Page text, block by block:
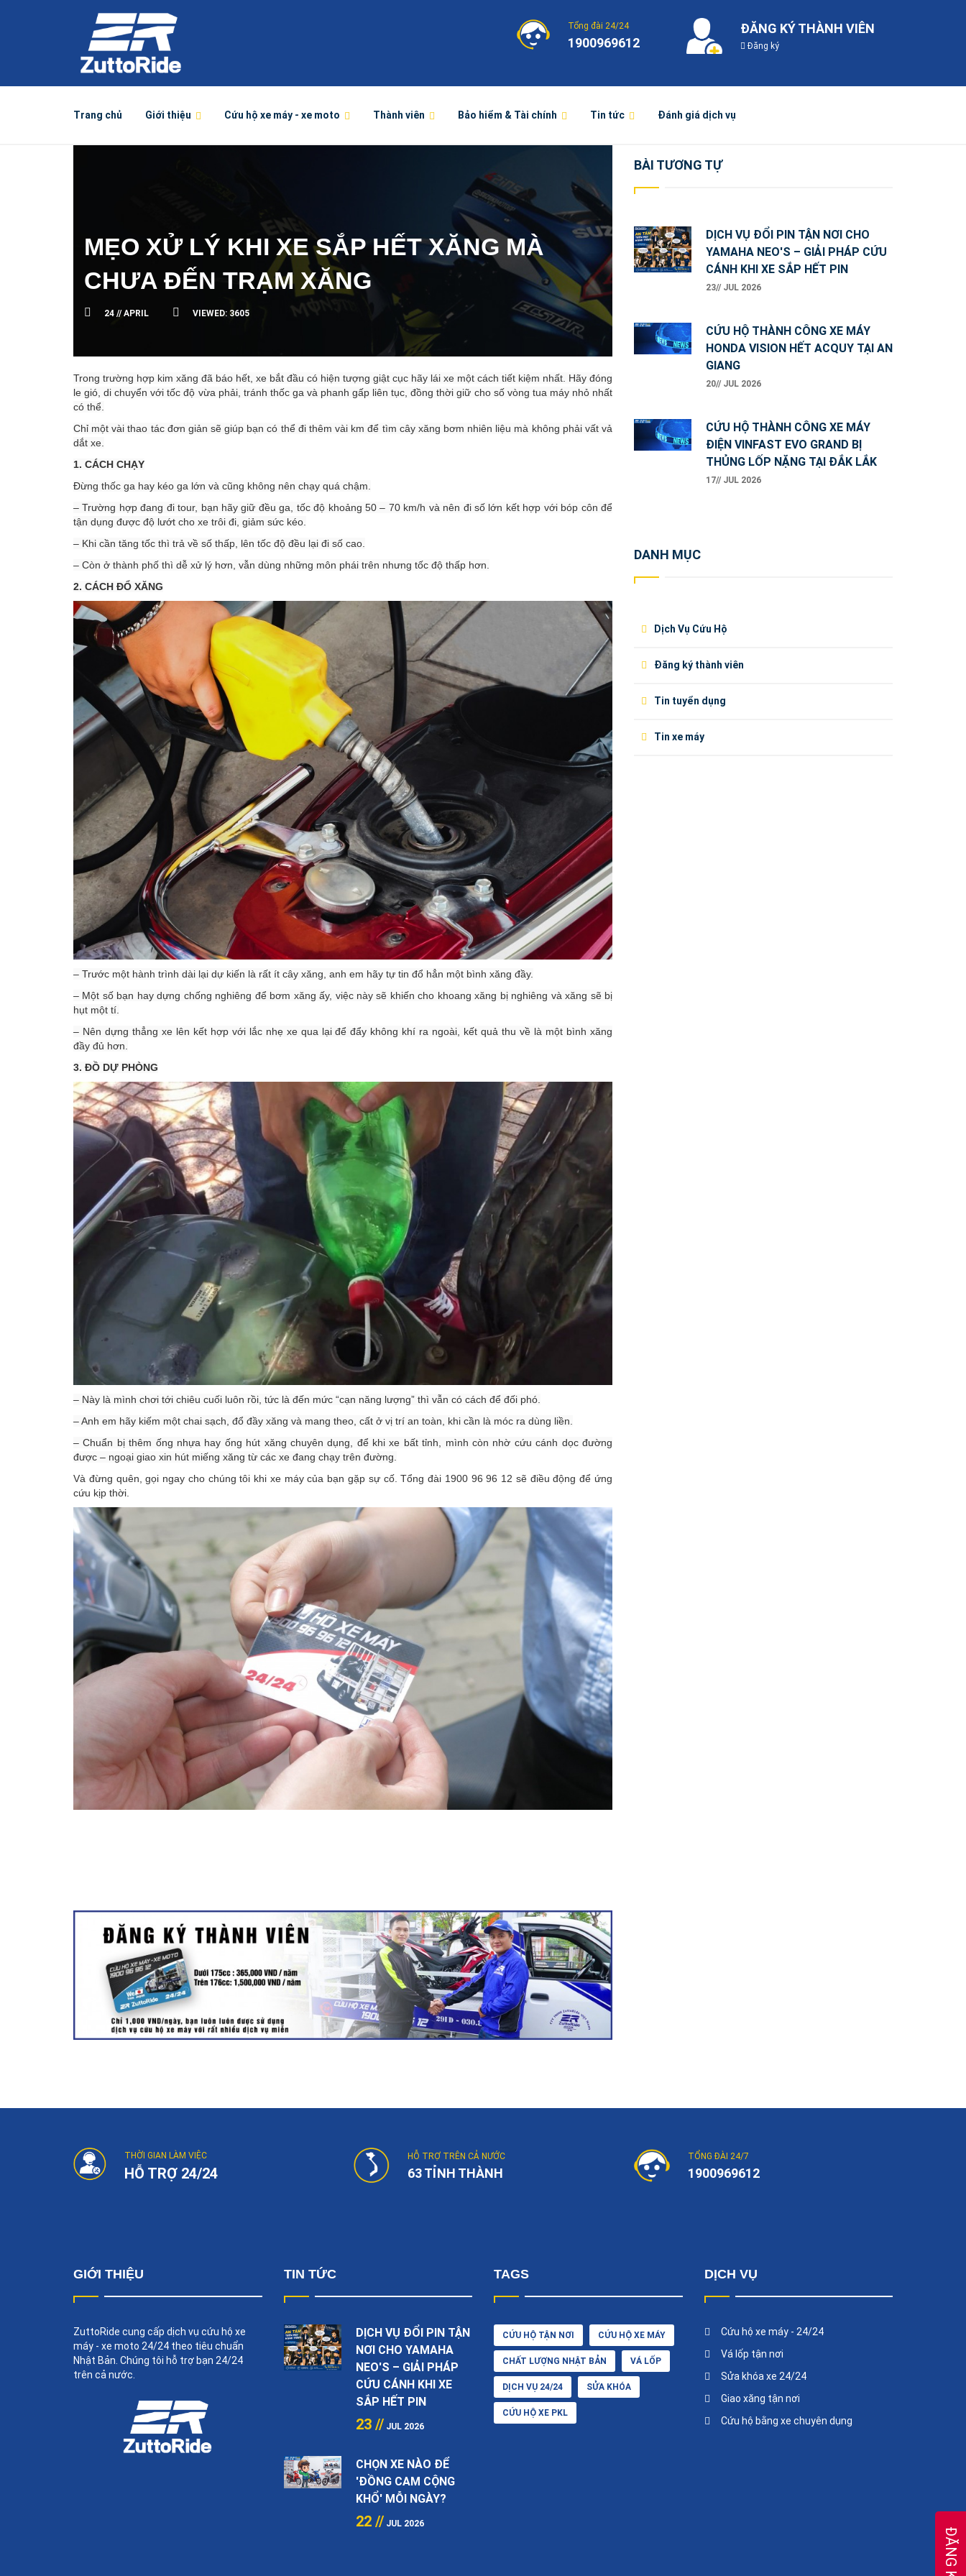
Tổng đài 24/24
1900969612
ĐĂNG KÝ THÀNH VIÊN
Đăng ký
Trang chủ Giới thiệu Cứu hộ xe máy - xe moto Thành viên Bảo hiểm & Tài chính Tin tức Đánh giá dịch vụ
MẸO XỬ LÝ KHI XE SẮP HẾT XĂNG MÀ
CHƯA ĐẾN TRẠM XĂNG
24 //APRIL VIEWED: 3605
Trong trường hợp kim xăng đã báo hết, xe bắt đầu có hiện tượng giật cục hãy lái xe một cách tiết kiệm nhất. Hãy đóng
le gió, di chuyển với tốc độ vừa phải, tránh thốc ga và phanh gấp liên tục, đồng thời giữ cho số vòng tua máy nhỏ nhất
có thể.
Chỉ một vài thao tác đơn giản sẽ giúp bạn có thể đi thêm vài km để tìm cây xăng bơm nhiên liệu mà không phải vất vả
dắt xe.
1. CÁCH CHẠY
Đừng thốc ga hay kéo ga lớn và cũng không nên chạy quá chậm.
– Trường hợp đang đi tour, bạn hãy giữ đều ga, tốc độ khoảng 50 – 70 km/h và nên đi số lớn kết hợp với bóp côn để
tận dụng được độ lướt cho xe trôi đi, giảm sức kéo.
– Khi cần tăng tốc thì trả về số thấp, lên tốc độ đều lại đi số cao.
– Còn ở thành phố thì dễ xử lý hơn, vẫn dùng những môn phái trên nhưng tốc độ thấp hơn.
2. CÁCH ĐỔ XĂNG
– Trước một hành trình dài lại dự kiến là rất ít cây xăng, anh em hãy tự tin đổ hẳn một bình xăng đầy.
– Một số bạn hay dựng chống nghiêng để bơm xăng ấy, việc này sẽ khiến cho khoang xăng bị nghiêng và xăng sẽ bị
hụt một tí.
– Nên dựng thẳng xe lên kết hợp với lắc nhẹ xe qua lại để đẩy không khí ra ngoài, kết quả thu về là một bình xăng
đầy đủ hơn.
3. ĐỒ DỰ PHÒNG
– Này là mình chơi tới chiêu cuối luôn rồi, tức là đến mức “cạn năng lượng” thì vẫn có cách để đối phó.
– Anh em hãy kiếm một chai sạch, đổ đầy xăng và mang theo, cất ở vị trí an toàn, khi cần là móc ra dùng liền.
– Chuẩn bị thêm ống nhựa hay ống hút xăng chuyên dụng, để khi xe bất tỉnh, mình còn nhờ cứu cánh dọc đường
được – ngoại giao xin hút miếng xăng từ các xe đang chạy trên đường.
Và đừng quên, gọi ngay cho chúng tôi khi xe máy của bạn gặp sự cố. Tổng đài 1900 96 96 12 sẽ điều động để ứng
cứu kịp thời.
navigation
BÀI TƯƠNG TỰ
DỊCH VỤ ĐỔI PIN TẬN NƠI CHO
YAMAHA NEO'S – GIẢI PHÁP CỨU
CÁNH KHI XE SẮP HẾT PIN
23// JUL 2026
CỨU HỘ THÀNH CÔNG XE MÁY
HONDA VISION HẾT ACQUY TẠI AN
GIANG
20// JUL 2026
CỨU HỘ THÀNH CÔNG XE MÁY
ĐIỆN VINFAST EVO GRAND BỊ
THỦNG LỐP NẶNG TẠI ĐẮK LẮK
17// JUL 2026
DANH MỤC
Dịch Vụ Cứu Hộ
Đăng ký thành viên
Tin tuyển dụng
Tin xe máy
ĐĂNG KÝ
THỜI GIAN LÀM VIỆC
HỖ TRỢ 24/24
HỖ TRỢ TRÊN CẢ NƯỚC
63 TỈNH THÀNH
TỔNG ĐÀI 24/7
1900969612
GIỚI THIỆU
ZuttoRide cung cấp dịch vụ cứu hộ xe
máy - xe moto 24/24 theo tiêu chuẩn
Nhật Bản. Chúng tôi hỗ trợ bạn 24/24
trên cả nước.
TIN TỨC
DỊCH VỤ ĐỔI PIN TẬN
NƠI CHO YAMAHA
NEO'S – GIẢI PHÁP
CỨU CÁNH KHI XE
SẮP HẾT PIN
23 // JUL 2026
CHỌN XE NÀO ĐỂ
'ĐỒNG CAM CỘNG
KHỔ' MỖI NGÀY?
22 // JUL 2026
TAGS
CỨU HỘ TẬN NƠI CỨU HỘ XE MÁY
CHẤT LƯỢNG NHẬT BẢN VÁ LỐP
DỊCH VỤ 24/24 SỬA KHÓA
CỨU HỘ XE PKL
DỊCH VỤ
Cứu hộ xe máy - 24/24
Vá lốp tận nơi
Sửa khóa xe 24/24
Giao xăng tận nơi
Cứu hộ bằng xe chuyên dụng